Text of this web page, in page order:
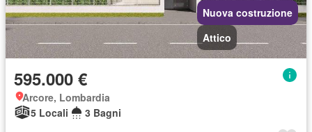
Nuova costruzione
Attico
595.000 €
Arcore, Lombardia
5 Locali
3 Bagni